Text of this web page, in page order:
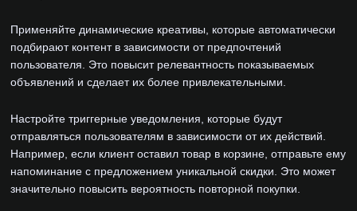
Применяйте динамические креативы, которые автоматически
подбирают контент в зависимости от предпочтений
пользователя. Это повысит релевантность показываемых
объявлений и сделает их более привлекательными.
Настройте триггерные уведомления, которые будут
отправляться пользователям в зависимости от их действий.
Например, если клиент оставил товар в корзине, отправьте ему
напоминание с предложением уникальной скидки. Это может
значительно повысить вероятность повторной покупки.